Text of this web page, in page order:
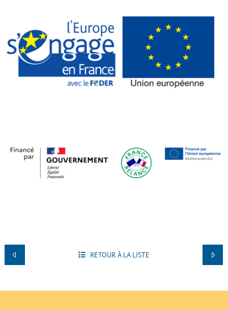
RETOUR À LA LISTE